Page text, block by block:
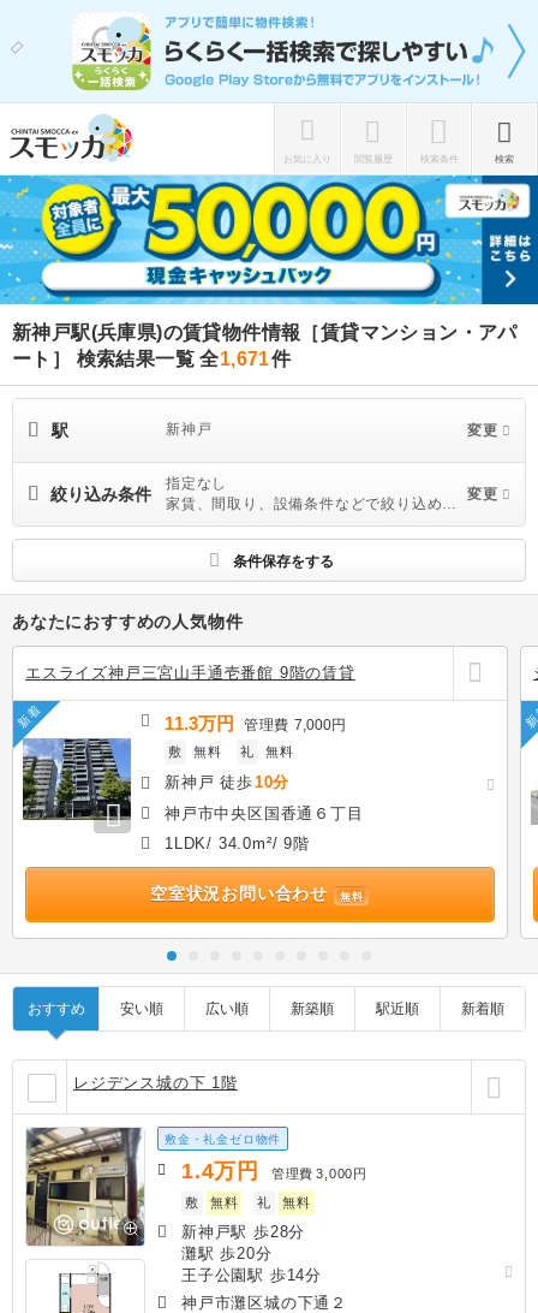
お気に入り 閲覧履歴 検索条件 検索
新神戸駅(兵庫県)の賃貸物件情報［賃貸マンション・アパ
ート］ 検索結果一覧全1,671件
駅 新神戸 変更
絞り込み条件
指定なし
家賃、間取り、設備条件などで絞り込めま
す
変更
条件保存をする
あなたにおすすめの人気物件
エスライズ神戸三宮山手通壱番館 9階の賃貸
新着 11.3万円 管理費7,000円
敷 無料 礼 無料
新神戸 徒歩10分
神戸市中央区国香通６丁目
1LDK/ 34.0m²/ 9階
空室状況お問い合わせ 無料
おすすめ 安い順 広い順 新築順 駅近順 新着順
レジデンス城の下 1階
敷金・礼金ゼロ物件
1.4万円 管理費 3,000円
敷
無料 礼 無料
新神戸駅 歩28分
灘駅 歩20分
王子公園駅 歩14分
神戸市灘区城の下通２